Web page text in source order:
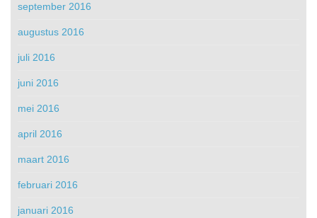
september 2016
augustus 2016
juli 2016
juni 2016
mei 2016
april 2016
maart 2016
februari 2016
januari 2016